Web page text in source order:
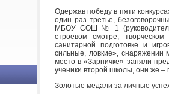
Одержав победу в пяти
один раз третье,
МБОУ СОШ № 1 (руководитель
строевом смотре,
санитарной подготовке и
сильные, ловкие», снаряжении
место в «Зарничке» заняли
ученики второй школы, они же
Золотые медали за личные